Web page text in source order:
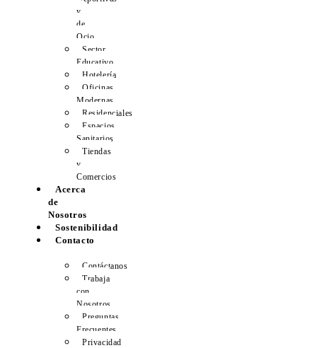
y
de
Ocio
Sector
Educativo
Hotelería
Oficinas
Modernas
Residenciales
Espacios
Sanitarios
Tiendas
y
Comercios
Acerca
de
Nosotros
Sostenibilidad
Contacto
Contáctanos
Trabaja
con
Nosotros
Preguntas
Frecuentes
Privacidad